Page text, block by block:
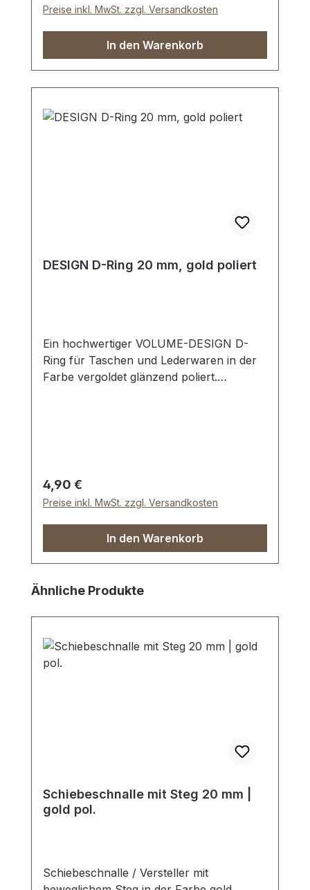
Preise inkl. MwSt. zzgl. Versandkosten
In den Warenkorb
DESIGN D-Ring 20 mm, gold poliert
Ein hochwertiger VOLUME-DESIGN D-
Ring für Taschen und Lederwaren in der
Farbe vergoldet glänzend poliert.
DESIGN D-Ring
Regulärer Preis:
4,90 €
Preise inkl. MwSt. zzgl. Versandkosten
In den Warenkorb
Produktgalerie überspringen
Ähnliche Produkte
Schiebeschnalle mit Steg 20 mm |
gold pol.
Schiebeschnalle / Versteller mit